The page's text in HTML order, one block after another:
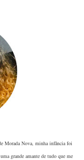
Morada Nova, minha infância foi
grande amante de tudo que me